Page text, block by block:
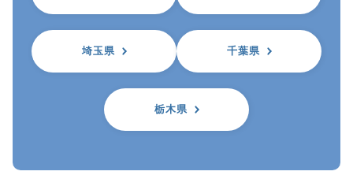
埼玉県 千葉県
栃木県